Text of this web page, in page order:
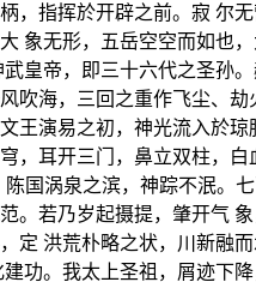
，指挥於开辟之前。寂 尔
象无形，五岳空空而如也
皇帝，即三十六代之圣孙
吹海，三回之重作飞尘、
王演易之初，神光流入於
，耳开三门，鼻立双柱，
国涡泉之滨，神踪不泯
。若乃岁起摄提，肇开气
定 洪荒朴略之状，川新融
功。我太上圣祖，屑迹下